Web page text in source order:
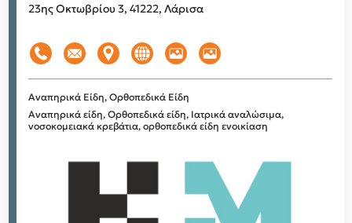
23ης Οκτωβρίου 3, 41222, Λάρισα
Αναπηρικά Είδη, Ορθοπεδικά Είδη
Αναπηρικά είδη, Ορθοπεδικά είδη, Ιατρικά αναλώσιμα,
νοσοκομειακά κρεβάτια, ορθοπεδικά είδη ενοικίαση